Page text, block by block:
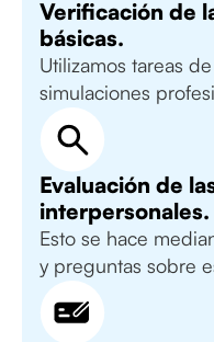
Verificación de
básicas.
Utilizamos tareas
simulaciones
Evaluación de
interpersonales.
Esto se hace
y preguntas sobre